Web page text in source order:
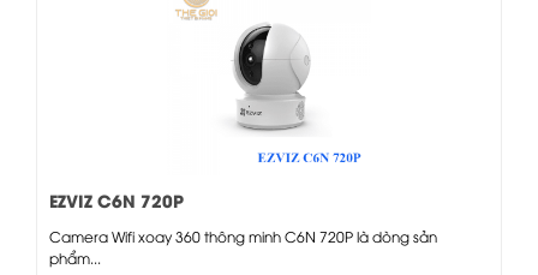
EZVIZ C6N 720P
Camera Wifi xoay 360 thông minh C6N 720P là dòng sản
phẩm...